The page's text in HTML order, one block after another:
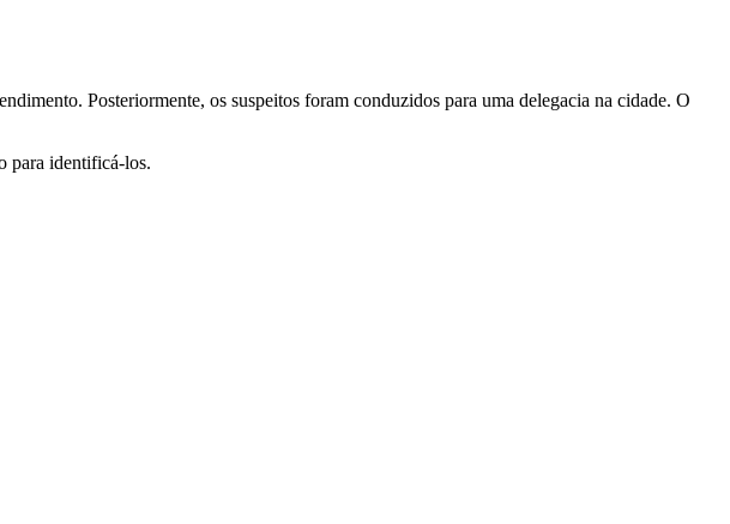
Posteriormente, os suspeitos foram conduzidos para uma delegacia na cidade. O
para identificá-los.